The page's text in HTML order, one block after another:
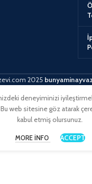
2025
deneyiminizi
web sitesine göz atarak
kabul etmiş olursunuz.
MORE INFO ACCEPT